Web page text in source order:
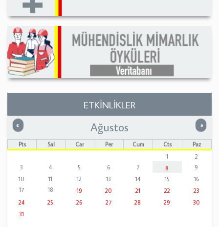
ETKİNLİKLER
« Önceki »
Ağustos
Pts Sal Çar Per Cum Cts
Paz
1
2
3
4 5 6 7 8
9
10
11 12 13 14 15
16
17
18 19 20 21 22
23
24
25 26 27 28 29
30
31